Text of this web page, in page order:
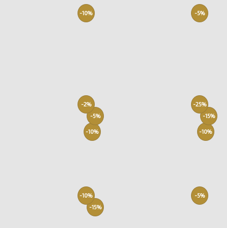
-10% -5%
-2%
-5%
-10%
-25%
-15%
-10%
-10%
-15%
-5%